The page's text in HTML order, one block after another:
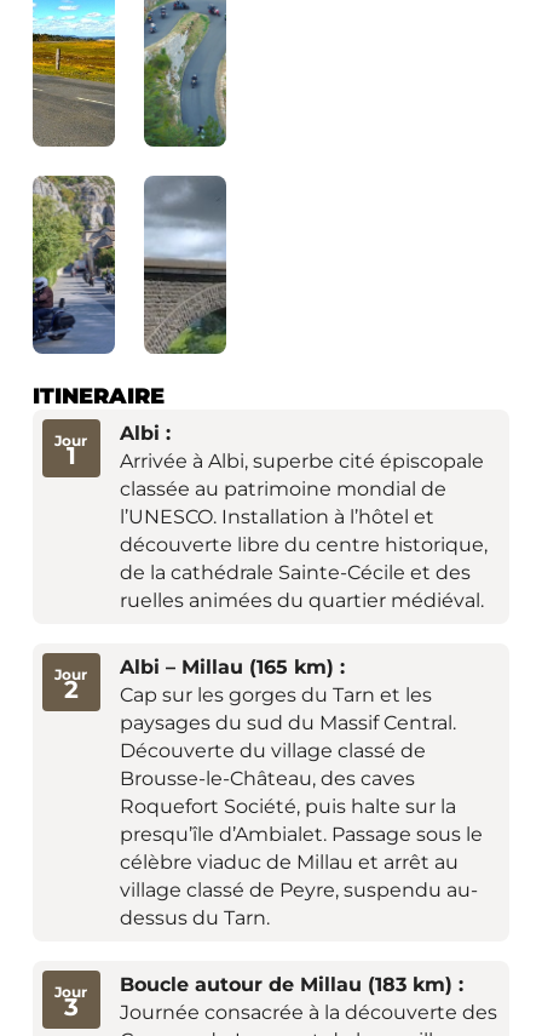
ITINERAIRE
Jour
1
Albi :
Arrivée à Albi, superbe cité épiscopale
classée au patrimoine mondial de
l’UNESCO. Installation à l’hôtel et
découverte libre du centre historique,
de la cathédrale Sainte-Cécile et des
ruelles animées du quartier médiéval.
Jour
2
Albi – Millau (165 km) :
Cap sur les gorges du Tarn et les
paysages du sud du Massif Central.
Découverte du village classé de
Brousse-le-Château, des caves
Roquefort Société, puis halte sur la
presqu’île d’Ambialet. Passage sous le
célèbre viaduc de Millau et arrêt au
village classé de Peyre, suspendu au-
dessus du Tarn.
Jour
3
Boucle autour de Millau (183 km) :
Journée consacrée à la découverte des